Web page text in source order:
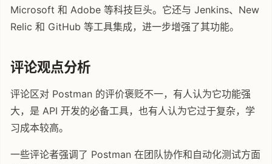
Microsoft 和 Adobe 等科技巨头。它还与 Jenkins、New
Relic 和 GitHub 等工具集成，进一步增强了其功能。
评论观点分析
评论区对 Postman 的评价褒贬不一，有人认为它功能强
大，是 API 开发的必备工具，也有人认为它过于复杂，学
习成本较高。
一些评论者强调了 Postman 在团队协作和自动化测试方面